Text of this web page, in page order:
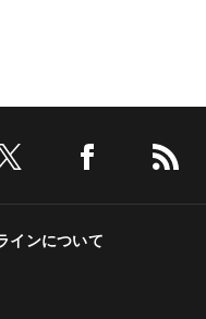
インについて